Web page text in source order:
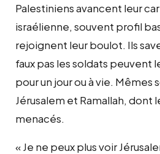
Palestiniens avancent leur
israélienne, souvent profil
rejoignent leur boulot. Ils
faux pas les soldats peuvent
pour un jour ou à vie. Mêmes
Jérusalem et Ramallah, dont
menacés.
« Je ne peux plus voir